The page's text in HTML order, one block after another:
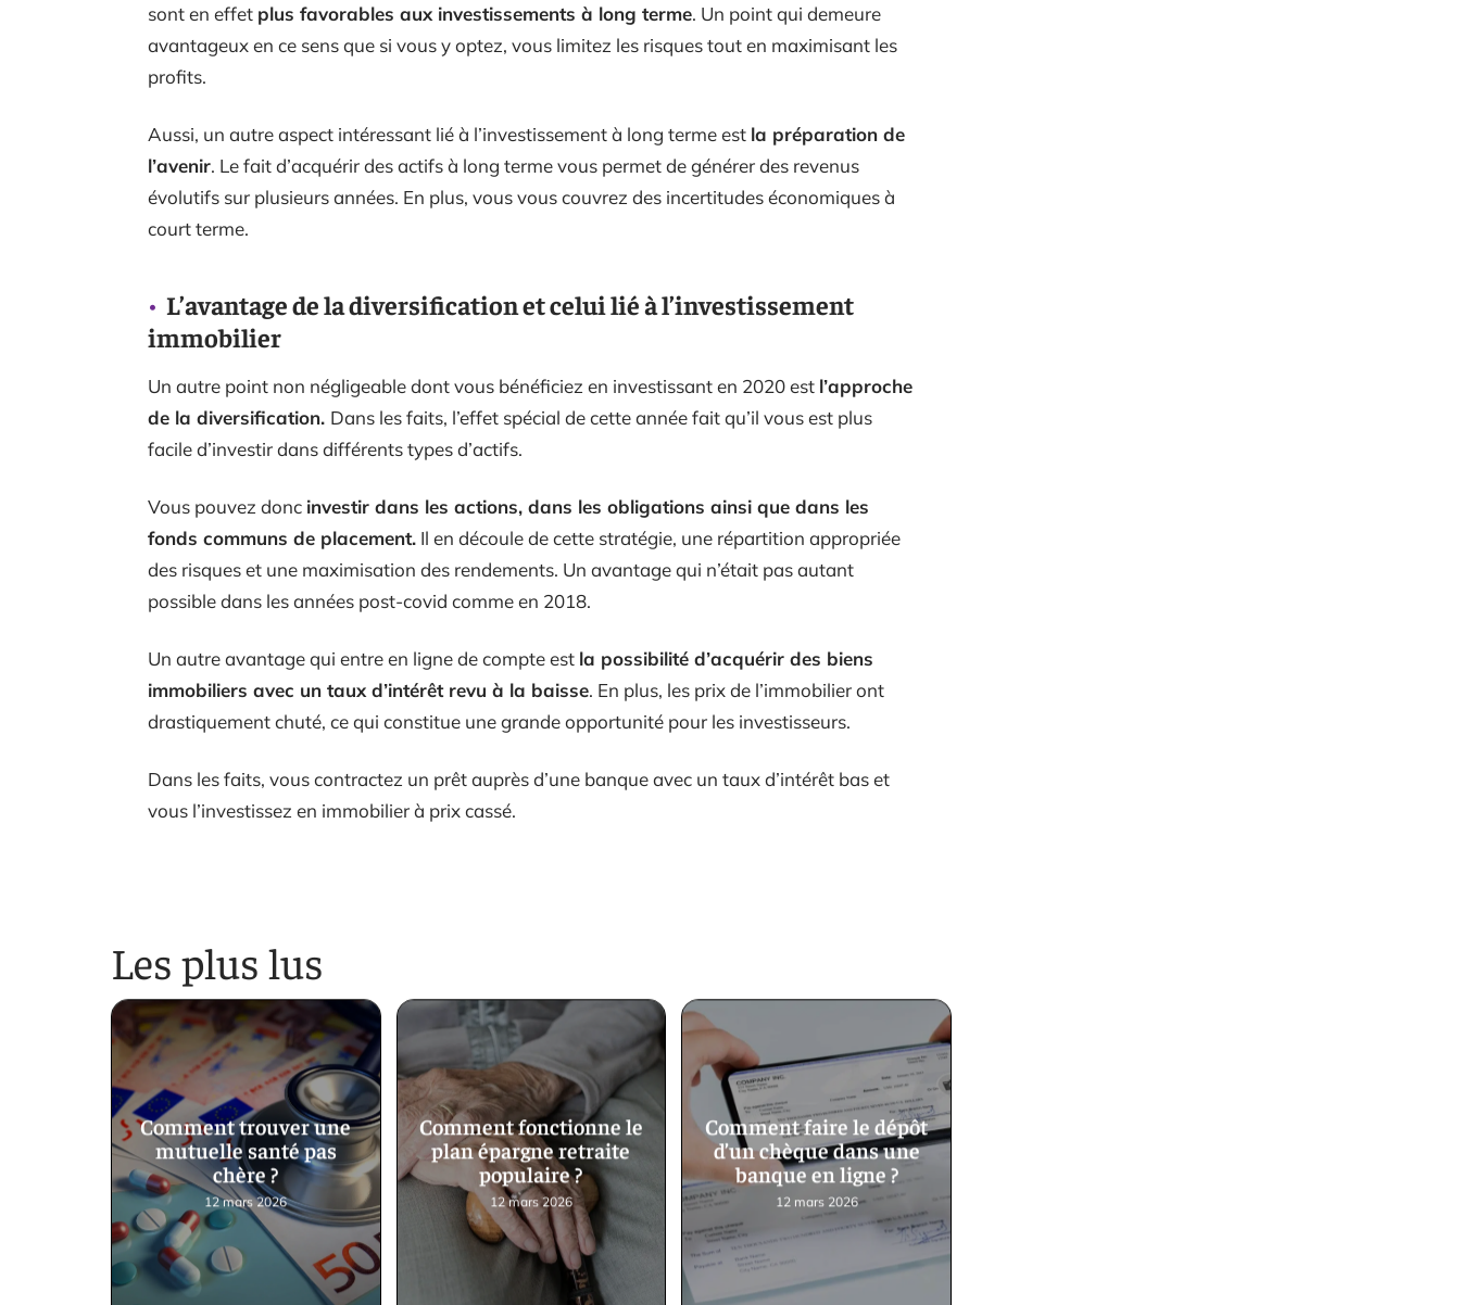
sont en effet plus favorables aux investissements à long terme. Un point qui demeure
avantageux en ce sens que si vous y optez, vous limitez les risques tout en maximisant les
profits.
Aussi, un autre aspect intéressant lié à l’investissement à long terme est la préparation de
l’avenir. Le fait d’acquérir des actifs à long terme vous permet de générer des revenus
évolutifs sur plusieurs années. En plus, vous vous couvrez des incertitudes économiques à
court terme.
L’avantage de la diversification et celui lié à l’investissement
immobilier
Un autre point non négligeable dont vous bénéficiez en investissant en 2020 est l’approche
de la diversification. Dans les faits, l’effet spécial de cette année fait qu’il vous est plus
facile d’investir dans différents types d’actifs.
Vous pouvez donc investir dans les actions, dans les obligations ainsi que dans les
fonds communs de placement. Il en découle de cette stratégie, une répartition appropriée
des risques et une maximisation des rendements. Un avantage qui n’était pas autant
possible dans les années post-covid comme en 2018.
Un autre avantage qui entre en ligne de compte est la possibilité d’acquérir des biens
immobiliers avec un taux d’intérêt revu à la baisse. En plus, les prix de l’immobilier ont
drastiquement chuté, ce qui constitue une grande opportunité pour les investisseurs.
Dans les faits, vous contractez un prêt auprès d’une banque avec un taux d’intérêt bas et
vous l’investissez en immobilier à prix cassé.
Les plus lus
Comment trouver une
mutuelle santé pas
chère ?
12 mars 2026
Comment fonctionne le
plan épargne retraite
populaire ?
12 mars 2026
Comment faire le dépôt
d’un chèque dans une
banque en ligne ?
12 mars 2026